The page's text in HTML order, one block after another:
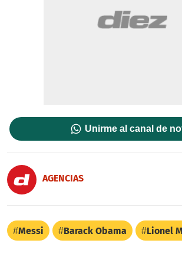
Unirme al canal de
AGENCIAS
Messi Barack Obama Lionel